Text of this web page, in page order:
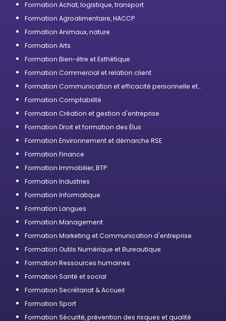
Formation Achat, logistique, transport
Formation Agroalimentaire, HACCP
Formation Animaux, nature
Formation Arts
Formation Bien-être et Esthétique
Formation Commercial et relation client
Formation Communication et efficacité personnelle et
Formation Comptabilité
Formation Création et gestion d'entreprise
Formation Droit et formation des Élus
Formation Environnement et démarche RSE
Formation Finance
Formation Immobilier, BTP
Formation Industries
Formation Informatique
Formation Langues
Formation Management
Formation Marketing et Communication d'entreprise
Formation Outils Numérique et Bureautique
Formation Ressources humaines
Formation Santé et social
Formation Secrétariat & Accueil
Formation Sport
Formation Sécurité, prévention des risques et qualité